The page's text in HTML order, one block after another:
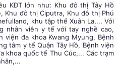
KĐT lớn như: Khu đô thị Tây Hồ
Khu đô thị Ciputra, Khu đô thị Phú
khu tập thể Xuân La,... Với
nhân viên y tế với tay nghề cao,
viện đa khoa Kwang Myung, Bệnh
tâm y tế Quận Tây Hồ, Bệnh viện
khoa quốc tế Thu Cúc,... Các trạm